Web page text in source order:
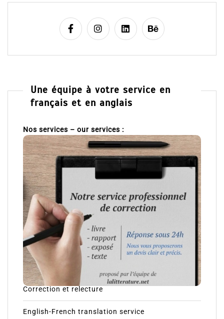
Une équipe à votre service en
français et en anglais
Nos services – our services :
Correction et relecture
English-French translation service